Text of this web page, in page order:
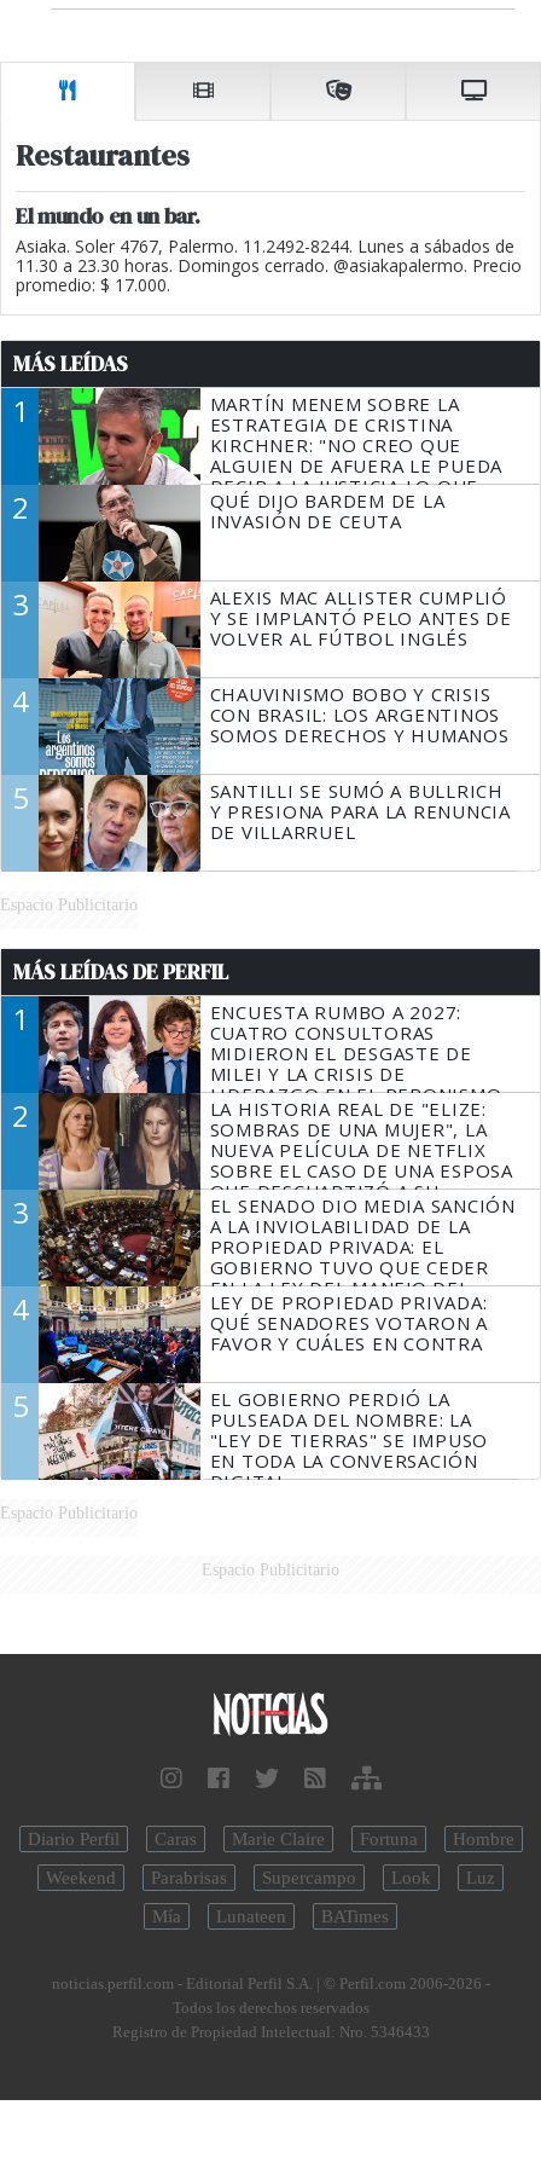
Restaurantes
El mundo en un bar.
Asiaka. Soler 4767, Palermo. 11.2492-8244. Lunes a sábados de
11.30 a 23.30 horas. Domingos cerrado. @asiakapalermo. Precio
promedio: $ 17.000.
MÁS LEÍDAS
1
MARTÍN MENEM SOBRE LA
ESTRATEGIA DE CRISTINA
KIRCHNER: "NO CREO QUE
ALGUIEN DE AFUERA LE PUEDA
DECIR A LA JUSTICIA LO QUE
TIENE QUE HACER"
2
QUÉ DIJO BARDEM DE LA
INVASIÓN DE CEUTA
3
ALEXIS MAC ALLISTER CUMPLIÓ
Y SE IMPLANTÓ PELO ANTES DE
VOLVER AL FÚTBOL INGLÉS
4
CHAUVINISMO BOBO Y CRISIS
CON BRASIL: LOS ARGENTINOS
SOMOS DERECHOS Y HUMANOS
5
SANTILLI SE SUMÓ A BULLRICH
Y PRESIONA PARA LA RENUNCIA
DE VILLARRUEL
Espacio Publicitario
MÁS LEÍDAS DE PERFIL
1
ENCUESTA RUMBO A 2027:
CUATRO CONSULTORAS
MIDIERON EL DESGASTE DE
MILEI Y LA CRISIS DE
LIDERAZGO EN EL PERONISMO
2
LA HISTORIA REAL DE "ELIZE:
SOMBRAS DE UNA MUJER", LA
NUEVA PELÍCULA DE NETFLIX
SOBRE EL CASO DE UNA ESPOSA
QUE DESCUARTIZÓ A SU
MARIDO
3
EL SENADO DIO MEDIA SANCIÓN
A LA INVIOLABILIDAD DE LA
PROPIEDAD PRIVADA: EL
GOBIERNO TUVO QUE CEDER
EN LA LEY DEL MANEJO DEL
FUEGO
4
LEY DE PROPIEDAD PRIVADA:
QUÉ SENADORES VOTARON A
FAVOR Y CUÁLES EN CONTRA
5
EL GOBIERNO PERDIÓ LA
PULSEADA DEL NOMBRE: LA
"LEY DE TIERRAS" SE IMPUSO
EN TODA LA CONVERSACIÓN
DIGITAL
Espacio Publicitario
Espacio Publicitario
Diario Perfil Caras Marie Claire Fortuna
Hombre
Weekend
Parabrisas Supercampo Look
Luz
Mía
Lunateen BATimes
noticias.perfil.com - Editorial Perfil S.A. | © Perfil.com 2006-2026 -
Todos los derechos reservados
Registro de Propiedad Intelectual: Nro. 5346433